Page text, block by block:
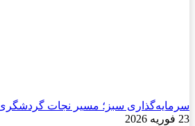
سرمایه‌گذاری سبز؛ مسیر نجات گردشگری
23 فوریه 2026